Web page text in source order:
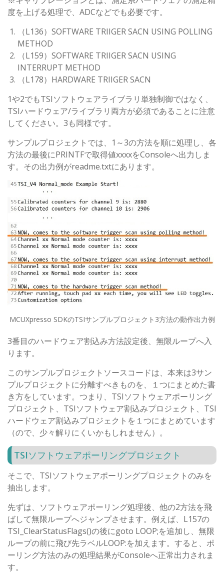
度を上げる処理で、ADCなどでも必要です。
（L136）SOFTWARE TRIIGER SACN USING POLLING
METHOD
（L159）SOFTWARE TRIIGER SACN USING
INTERRUPT METHOD
（L178）HARDWARE TRIIGER SACN
1や2でもTSIソフトウェアライブラリ単独制御ではなく、
TSIハードウェア/ライブラリ両方が必須であることに注意
してください。3も同様です。
サンプルプロジェクトでは、1～3の方法を順に処理し、各
方法の最後にPRINTFで取得値xxxxをConsoleへ出力しま
す。その出力例がreadme.txtにあります。
MCUXpresso SDKのTSIサンプルプロジェクト3方法の動作出力例
3番目のハードウェア割込み方法設定後、無限ループへ入
ります。
このサンプルプロジェクトソースコードは、本来は3サン
プルプロジェクトに分離すべきものを、１つにまとめた書
き方をしています。つまり、TSIソフトウェアポーリング
プロジェクト、TSIソフトウェア割込みプロジェクト、TSI
ハードウェア割込みプロジェクトを１つにまとめています
（ので、少々解りにくいかもしれません）。
TSIソフトウェアポーリングプロジェクト
そこで、TSIソフトウェアポーリングプロジェクトのみを
抽出します。
先ずは、ソフトウェアポーリング処理後、他の2方法を飛
ばして無限ループへジャンプさせます。例えば、L157の
TSI_ClearStatusFlags()の後にgoto LOOP;を追加し、無限
ループの前に飛び先ラベルLOOP:を加えます。すると、ポ
ーリング方法のみの処理結果がConsoleへ正常出力されま
す。